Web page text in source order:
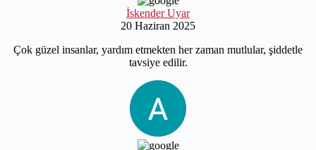
İskender Uyar
20 Haziran 2025
Çok güzel insanlar, yardım etmekten her zaman mutlular, şiddetle
tavsiye edilir.